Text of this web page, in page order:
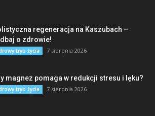
regeneracja na Kaszubach –
o zdrowie!
tryb życia 7 sierpnia 2026
magnez pomaga w redukcji stresu i lęku?
tryb życia 7 sierpnia 2026